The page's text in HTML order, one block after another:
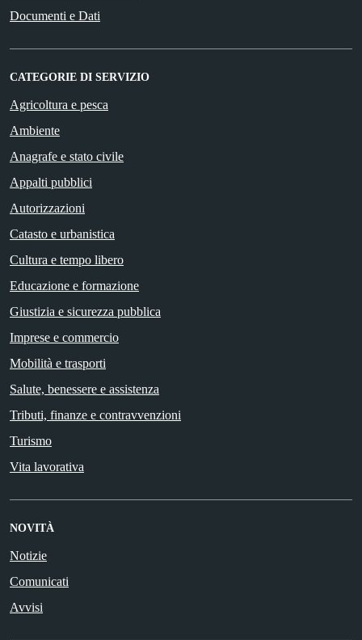
Documenti e Dati
CATEGORIE DI SERVIZIO
Agricoltura e pesca
Ambiente
Anagrafe e stato civile
Appalti pubblici
Autorizzazioni
Catasto e urbanistica
Cultura e tempo libero
Educazione e formazione
Giustizia e sicurezza pubblica
Imprese e commercio
Mobilità e trasporti
Salute, benessere e assistenza
Tributi, finanze e contravvenzioni
Turismo
Vita lavorativa
NOVITÀ
Notizie
Comunicati
Avvisi